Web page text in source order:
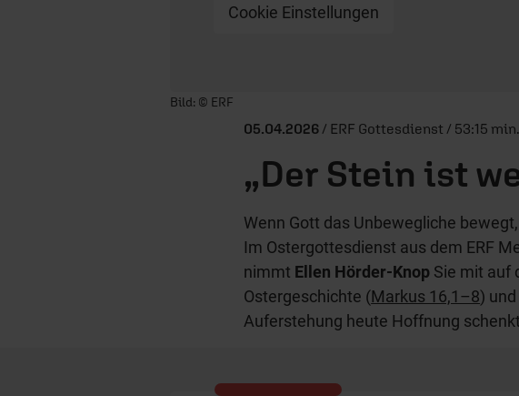
Cookie Einstellungen
Player starten/anhalten
Bild: © ERF
05.04.2026 / ERF Gottesdienst / 53:15 min.
„Der Stein ist
Wenn Gott das Unbewegliche
Im Ostergottesdienst aus dem ERF
nimmt Ellen Hörder-Knop Sie mit auf
Ostergeschichte (Markus 16,1–8)
Auferstehung heute Hoffnung